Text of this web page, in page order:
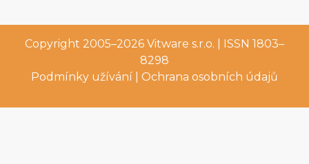
Copyright 2005–2026 Vitware s.r.o. | ISSN 1803–
8298
Podmínky užívání
Ochrana osobních údajů